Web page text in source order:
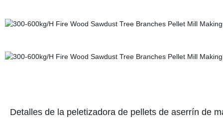
Detalles de la peletizadora de pellets de aserrín de